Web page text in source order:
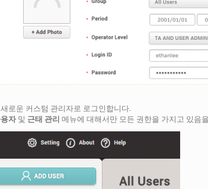
로운 커스텀 관리자로 로그인합니다.
자및 근태 관리 메뉴에 대해서만 모든 권한을 가지고 있음